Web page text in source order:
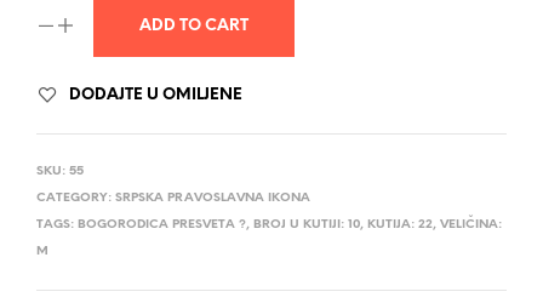
ADD TO CART
DODAJTE U OMILJENE
SKU: 55
CATEGORY: SRPSKA PRAVOSLAVNA IKONA
TAGS: BOGORODICA PRESVETA ?, BROJ U KUTIJI: 10, KUTIJA: 22, VELIČINA:
M